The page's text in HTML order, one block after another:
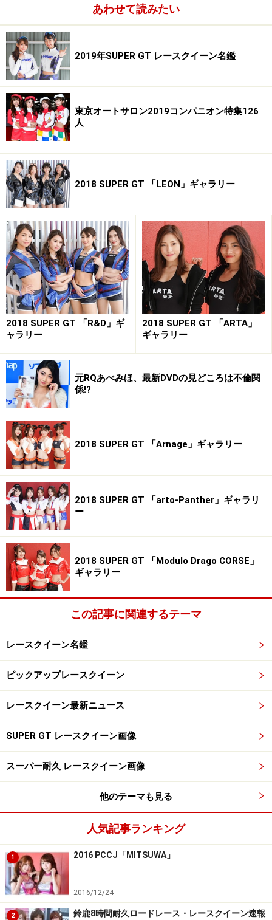
http://ameblo.jp/threerise-chibasakura/
大山美保／D'station2013 フレッシュエンジェルズ
■大山美保(おおやまみほ)
・誕生日／1985年4月19日
・血液型／A型
・出身地／三重県
・魅力点／みほまる
・愛称／笑顔
・趣味／お絵かき、漫画を読むこと
・特技／似顔絵
・ブログ／http://ameblo.jp/mihooyama/
■古賀あかね(こがあかね)
・誕生日／1994年8月15日
・サイズ／T170 B82 W58 H83
・血液型／O型
・出身地／埼玉県
・魅力点／笑顔
・愛称／あかねっち
・趣味／食べること
・特技／ものまね
・ブログ／http://ameblo.jp/08150208/
----------------------------------------------------------
※著作権は撮影者・矢沢隆則及びオールアバウトに帰属
します。
※画像の無断使用及び直リンクは営利・非営利を問わず
禁止します。
All About 著作権/商標/免責事項
All About 「レースクイーン」ガイドサイト掲載画像につ
※記事内容は執筆時点のものです。最新の内容をご確認くださ
い。
あわせて読みたい
2019年SUPER GT レースクイーン名鑑
東京オートサロン2019コンパニオン特集126
人
2018 SUPER GT 「LEON」ギャラリー
2018 SUPER GT 「R&D」ギ
ャラリー
2018 SUPER GT 「ARTA」
ギャラリー
元RQあべみほ、最新DVDの見どころは不倫関
係!?
2018 SUPER GT 「Arnage」ギャラリー
2018 SUPER GT 「arto-Panther」ギャラリ
ー
2018 SUPER GT 「Modulo Drago CORSE」
ギャラリー
この記事に関連するテーマ
レースクイーン名鑑
ピックアップレースクイーン
レースクイーン最新ニュース
SUPER GT レースクイーン画像
スーパー耐久 レースクイーン画像
他のテーマも見る
人気記事ランキング
1 2016 PCCJ「MITSUWA」
2016/12/24
2 鈴鹿8時間耐久ロードレース・レースクイーン速報